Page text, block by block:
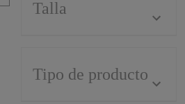
Talla
Tipo de producto